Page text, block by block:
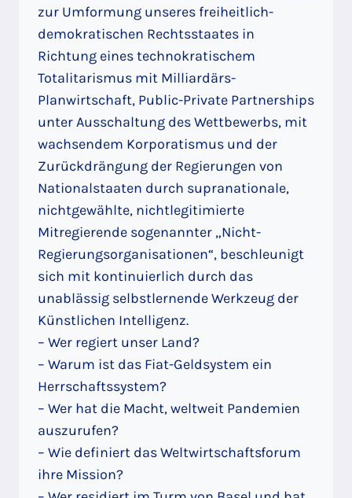
zur Umformung unseres freiheitlich-
demokratischen Rechtsstaates in
Richtung eines technokratischem
Totalitarismus mit Milliardärs-
Planwirtschaft, Public-Private Partnerships
unter Ausschaltung des Wettbewerbs, mit
wachsendem Korporatismus und der
Zurückdrängung der Regierungen von
Nationalstaaten durch supranationale,
nichtgewählte, nichtlegitimierte
Mitregierende sogenannter „Nicht-
Regierungsorganisationen“, beschleunigt
sich mit kontinuierlich durch das
unablässig selbstlernende Werkzeug der
Künstlichen Intelligenz.
– Wer regiert unser Land?
– Warum ist das Fiat-Geldsystem ein
Herrschaftssystem?
– Wer hat die Macht, weltweit Pandemien
auszurufen?
– Wie definiert das Weltwirtschaftsforum
ihre Mission?